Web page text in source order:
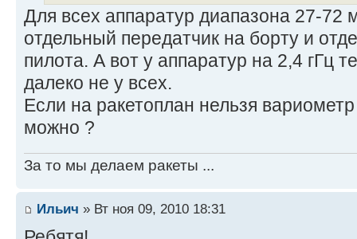
Для всех аппаратур диапазона 27-72
отдельный передатчик на борту и
пилота. А вот у аппаратур на 2,4 гГц
далеко не у всех.
Если на ракетоплан нельзя
можно ?
За то мы делаем ракеты ...
Ильич » Вт ноя 09, 2010 18:31